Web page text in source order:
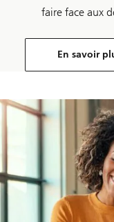
faire face aux
En savoir